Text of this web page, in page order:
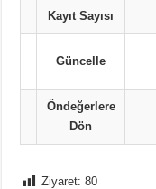
Kayıt Sayısı
Güncelle
Öndeğerlere
Dön
Ziyaret: 80